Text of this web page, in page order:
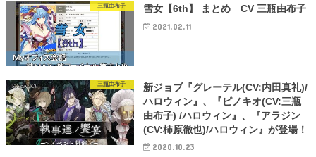
三瓶由布子 雪女【6th】 まとめ CV 三瓶由布子
2021.02.11
三瓶由布子
新ジョブ『グレーテル(CV:内田真礼)/
ハロウィン』、『ピノキオ(CV:三瓶
由布子) /ハロウィン』、『アラジン
(CV:柿原徹也)/ハロウィン』が登場！
2020.10.23